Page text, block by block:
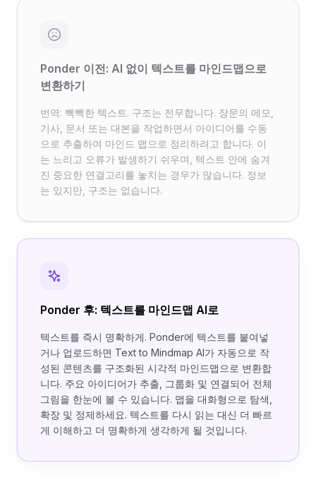
Ponder 이전: AI 없이 텍스트를 마인드맵으로
변환하기
번역: 빽빽한 텍스트. 구조는 전무합니다. 장문의 메모,
기사, 문서 또는 대본을 작업하면서 아이디어를 수동
으로 추출하여 마인드 맵으로 정리하려고 합니다. 이
는 느리고 오류가 발생하기 쉬우며, 텍스트 안에 숨겨
진 중요한 연결고리를 놓치는 경우가 많습니다. 정보
는 있지만, 구조는 없습니다.
Ponder 후: 텍스트를 마인드맵 AI로
텍스트를 즉시 명확하게. Ponder에 텍스트를 붙여넣
거나 업로드하면 Text to Mindmap AI가 자동으로 작
성된 콘텐츠를 구조화된 시각적 마인드맵으로 변환합
니다. 주요 아이디어가 추출, 그룹화 및 연결되어 전체
그림을 한눈에 볼 수 있습니다. 맵을 대화형으로 탐색,
확장 및 정제하세요. 텍스트를 다시 읽는 대신 더 빠르
게 이해하고 더 명확하게 생각하게 될 것입니다.